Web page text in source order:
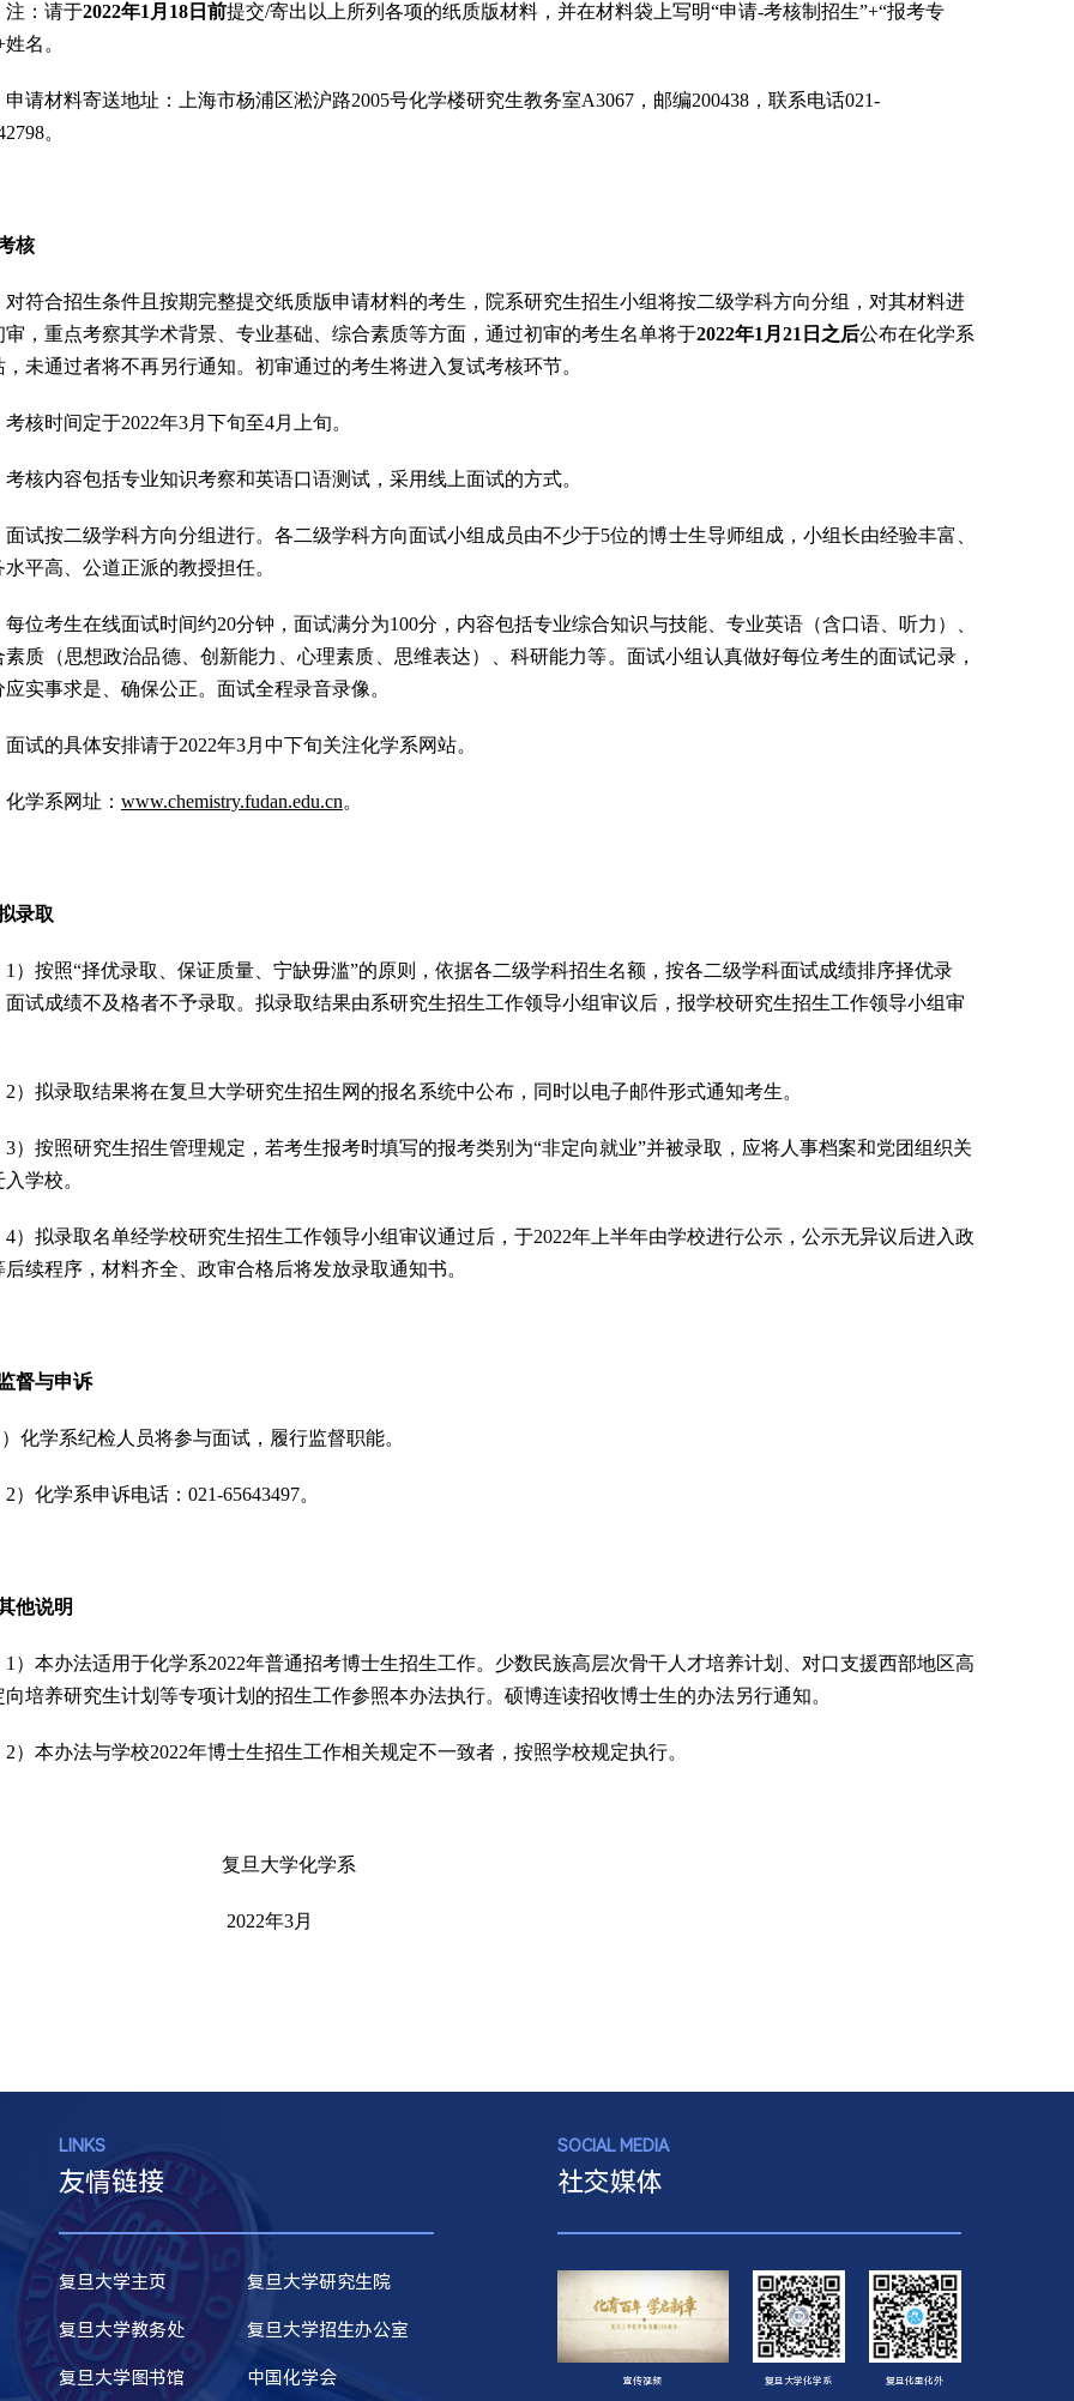
注：请于2022年1 月 18日前提交/寄出 以上所列各项的纸质版材料，并在材料袋上写明“申请-考核制招生”+“报考专
姓名。
申请材料寄送地址：上海市杨浦区淞沪路2005号化学楼研究生教务室A3067，邮编200438，联系电话021-
。
核
对符合招生条件且按期完整提交纸质版申请材料的考生，院系研究生招生小组将按二级学科方向分组，对其材料进
审，重点考察其学术背景、专业基础、综合素质等方面，通过初审的考生名单将于2022年1 月 21 日之后公布在化学系
，未通过者将不再另行通知。初审通过的考生将进入复试考核环节。
考核时间定于2022年3月下旬至4月上旬。
考核内容包括专业知识考察和英语口语测试，采用线上面试的方式。
面试按二级学科方向分组进行。各二级学科方向面试小组成员由不少于5位的博士生导师组成，小组长由经验丰富、
水平高、公道正派的教授担任。
每位考生在线面试时间约20分钟，面试满分为100分，内容包括专业综合知识与技能、专业英语（含口语、听力）、
素质（思想政治品德、创新能力、心理素质、思维表达）、科研能力等。面试小组认真做好每位考生的面试记录，
应实事求是、确保公正。面试全程录音录像。
面试的具体安排请于2022年3月中下旬关注化学系网站。
化学系网址： www.chemistry.fudan.edu.cn。
录取
1 ）按照“择优录取、保证质量、宁缺毋滥”的原则，依据各二级学科招生名额，按各二级学科面试成绩排序择优录
面试成绩不及格者不予录取。拟录取结果由系研究生招生工作领导小组审议后，报学校研究生招生工作领导小组审
2）拟录取结果将在复旦大学研究生招生网的报名系统中公布，同时以电子邮件形式通知考生。
3）按照研究生招生管理规定，若考生报考时填写的报考类别为“非定向就业”并被录取，应将人事档案和党团组织关
学校。
4）拟录取名单经学校研究生招生工作领导小组审议通过后，于2022年上半年由学校进行公示，公示无异议后进入政
后续程序，材料齐全、政审合格后将发放录取通知书。
督与申诉
）化学系纪检人员将参与面试，履行监督职能。
2）化学系申诉电话： 021-65643497。
他说明
1 ）本办法适用于化学系2022年普通招考博士生招生工作。少数民族高层次骨干人才培养计划、对口支援西部地区高
向培养研究生计划等专项计划的招生工作参照本办法执行。硕博连读招收博士生的办法另行通知。
2）本办法与学校2022年博士生招生工作相关规定不一致者，按照学校规定执行。
复旦大学化学系
2022年3月
LINKS
友情链接
复旦大学主页 复旦大学研究生院
复旦大学教务处 复旦大学招生办公室
复旦大学图书馆 中国化学会
SOCIAL MEDIA
社交媒体
宣传视频 复旦大学化学系 复旦化里化外